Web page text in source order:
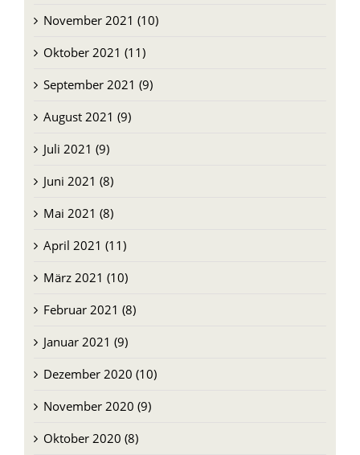
November 2021 (10)
Oktober 2021 (11)
September 2021 (9)
August 2021 (9)
Juli 2021 (9)
Juni 2021 (8)
Mai 2021 (8)
April 2021 (11)
März 2021 (10)
Februar 2021 (8)
Januar 2021 (9)
Dezember 2020 (10)
November 2020 (9)
Oktober 2020 (8)